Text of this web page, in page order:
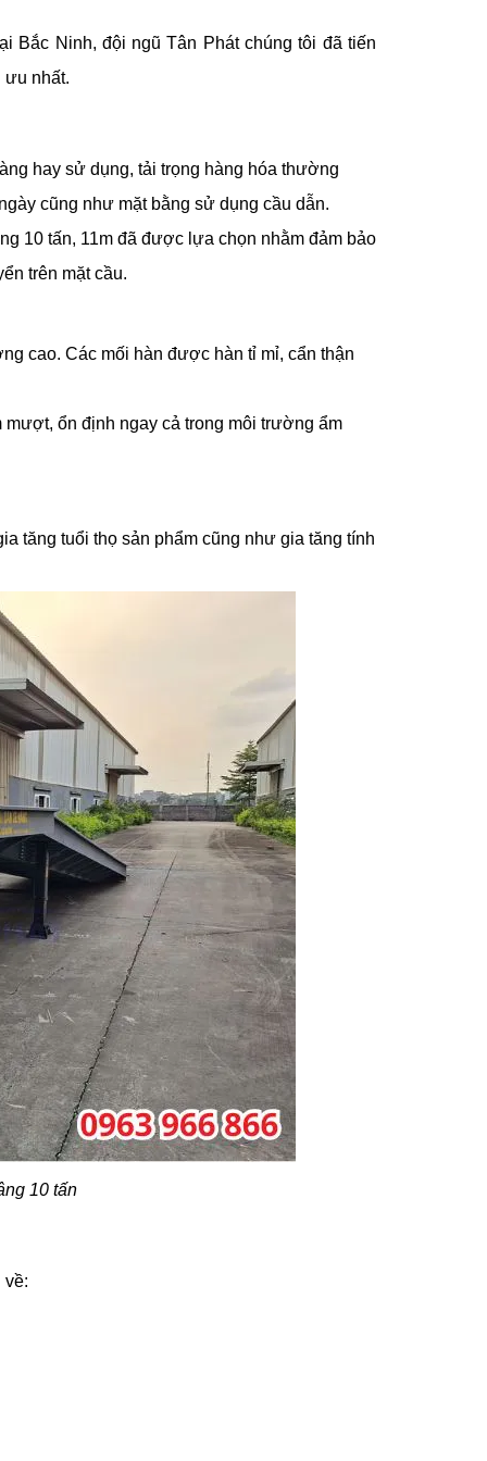
Bắc Ninh, đội ngũ Tân Phát chúng tôi đã tiến
ưu nhất.
hay sử dụng, tải trọng hàng hóa thường
cũng như mặt bằng sử dụng cầu dẫn.
10 tấn, 11m đã được lựa chọn nhằm đảm bảo
trên mặt cầu.
cao. Các mối hàn được hàn tỉ mỉ, cẩn thận
ổn định ngay cả trong môi trường ẩm
tăng tuổi thọ sản phẩm cũng như gia tăng tính
10 tấn
về: